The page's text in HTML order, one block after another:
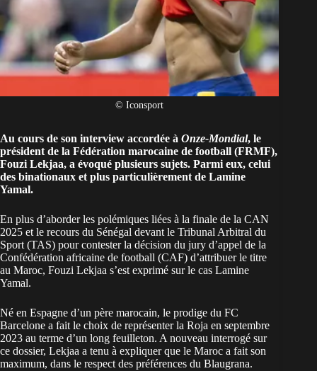
© Iconsport
Au cours de son interview accordée à Onze-Mondial, le
président de la Fédération marocaine de football (FRMF),
Fouzi Lekjaa, a évoqué plusieurs sujets. Parmi eux, celui
des binationaux et plus particulièrement de Lamine
Yamal.
En plus d’aborder les polémiques liées à la finale de la CAN
2025 et le recours du Sénégal devant le Tribunal Arbitral du
Sport (TAS) pour contester la décision du jury d’appel de la
Confédération africaine de football (CAF) d’attribuer le titre
au Maroc, Fouzi Lekjaa s’est exprimé sur le cas Lamine
Yamal.
Né en Espagne d’un père marocain, le prodige du FC
Barcelone a fait le choix de représenter la Roja en septembre
2023 au terme d’un long feuilleton. A nouveau interrogé sur
ce dossier, Lekjaa a tenu à expliquer que le Maroc a fait son
maximum, dans le respect des préférences du Blaugrana.